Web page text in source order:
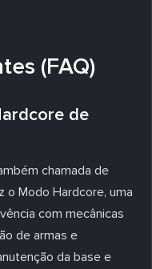
(FAQ)
de
chamada de
o Modo Hardcore, uma
com mecânicas
de armas e
da base e